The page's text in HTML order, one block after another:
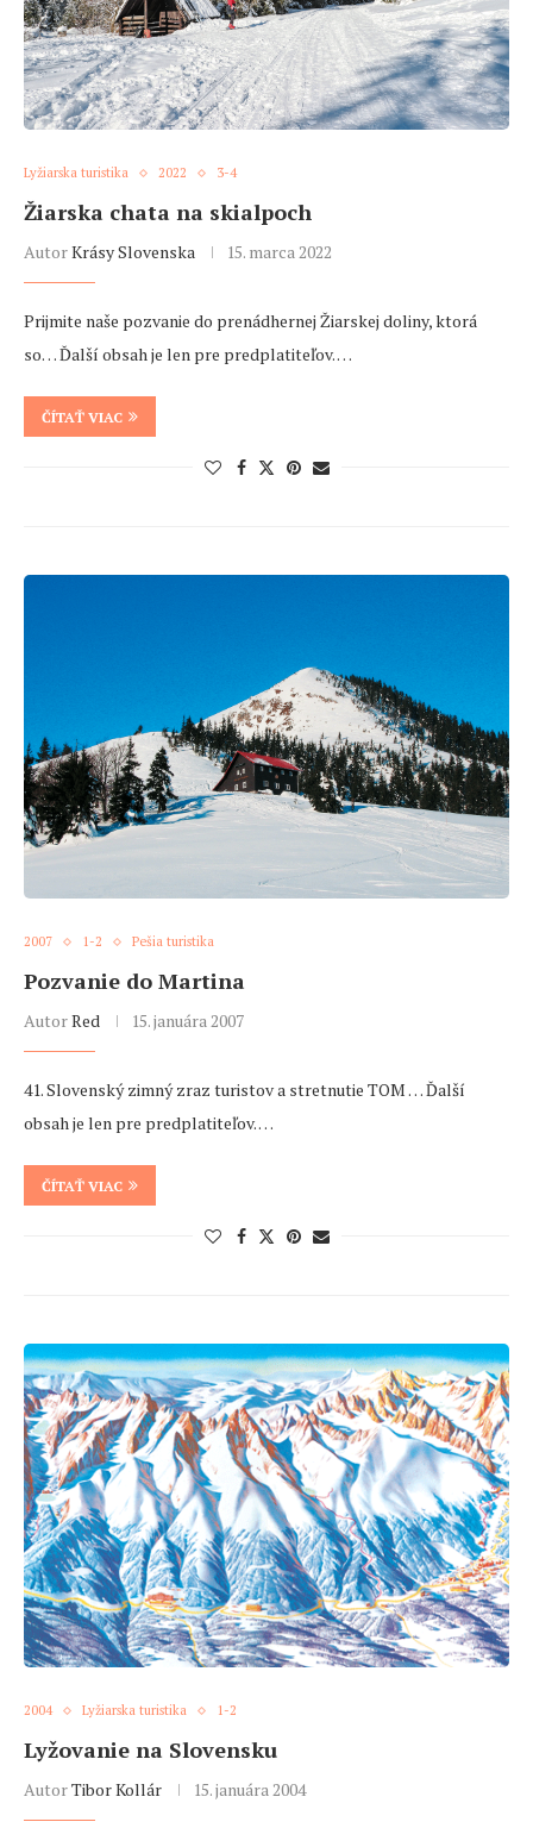
Lyžiarska turistika 2022 3-4
Žiarska chata na skialpoch
AutorKrásy Slovenska 15. marca 2022
Prijmite naše pozvanie do prenádhernej Žiarskej doliny, ktorá
so… Ďalší obsah je len pre predplatiteľov. …
ČÍTAŤ VIAC
2007 1-2 Pešia turistika
Pozvanie do Martina
AutorRed 15. januára 2007
41. Slovenský zimný zraz turistov a stretnutie TOM … Ďalší
obsah je len pre predplatiteľov. …
ČÍTAŤ VIAC
2004 Lyžiarska turistika 1-2
Lyžovanie na Slovensku
AutorTibor Kollár 15. januára 2004